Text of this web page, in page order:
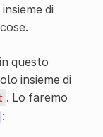
di
questo
insieme di
. Lo faremo
: